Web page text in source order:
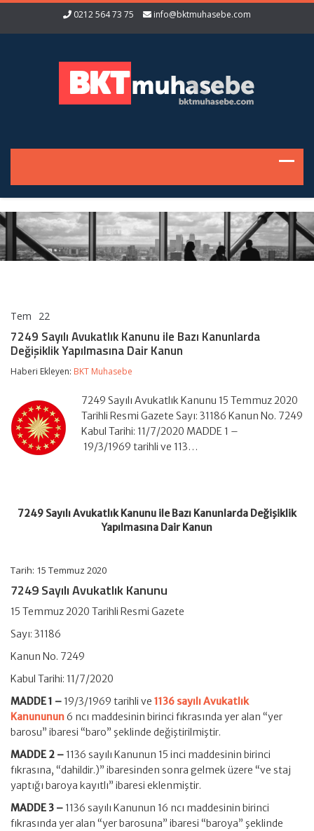
0212 564 73 75 info@bktmuhasebe.com
Tem 22
Avukatlık
Kanunu
Bazı
Değişiklik
Yapılmasına
Dair
Kanun
7249 Sayılı Avukatlık Kanunu ile Bazı Kanunlarda
Değişiklik Yapılmasına Dair Kanun
Haberi Ekleyen: BKT Muhasebe
7249 Sayılı Avukatlık Kanunu 15 Temmuz 2020
Tarihli Resmi Gazete Sayı: 31186 Kanun No. 7249
Kabul Tarihi: 11/7/2020 MADDE 1 –
19/3/1969 tarihli ve 113…
7249 Sayılı Avukatlık Kanunu ile Bazı Kanunlarda Değişiklik
Yapılmasına Dair Kanun
Tarih: 15 Temmuz 2020
7249 Sayılı Avukatlık Kanunu
15 Temmuz 2020 Tarihli Resmi Gazete
Sayı: 31186
Kanun No. 7249
Kabul Tarihi: 11/7/2020
MADDE 1 – 19/3/1969 tarihli ve 1136 sayılı Avukatlık
Kanununun6 ncı maddesinin birinci fıkrasında yer alan “yer
barosu” ibaresi “baro” şeklinde değiştirilmiştir.
MADDE 2 – 1136 sayılı Kanunun 15 inci maddesinin birinci
fıkrasına, “dahildir.)” ibaresinden sonra gelmek üzere “ve staj
yaptığı baroya kayıtlı” ibaresi eklenmiştir.
MADDE 3 – 1136 sayılı Kanunun 16 ncı maddesinin birinci
fıkrasında yer alan “yer barosuna” ibaresi “baroya” şeklinde